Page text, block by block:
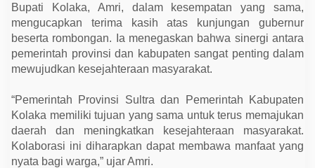
n
e
g
i
P
e
e
r
i
n
t
a
h
Bupati Kolaka, Amri, dalam kesempatan yang sama,
mengucapkan terima kasih atas kunjungan gubernur
beserta rombongan. Ia menegaskan bahwa sinergi antara
pemerintah provinsi dan kabupaten sangat penting dalam
mewujudkan kesejahteraan masyarakat.
“Pemerintah Provinsi Sultra dan Pemerintah Kabupaten
Kolaka memiliki tujuan yang sama untuk terus memajukan
daerah dan meningkatkan kesejahteraan masyarakat.
Kolaborasi ini diharapkan dapat membawa manfaat yang
nyata bagi warga,” ujar Amri.